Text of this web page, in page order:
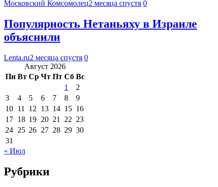
Московский Комсомолец2 месяца спустя 0
Популярность Нетаньяху в Израиле
объяснили
Lenta.ru2 месяца спустя 0
Август 2026
Пн Вт Ср Чт Пт Сб Вс
1
2
3
4 5 6 7 8
9
10 11 12 13 14 15 16
17 18 19 20 21 22 23
24 25 26 27 28 29 30
31
« Июл
Рубрики